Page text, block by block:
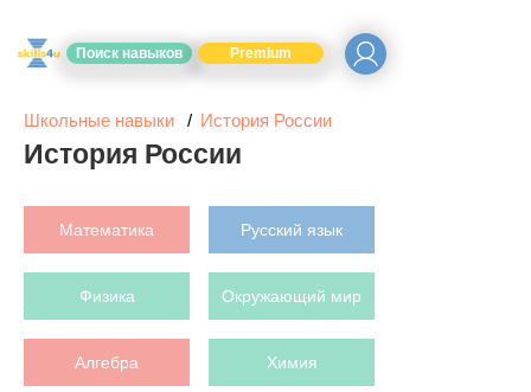
Поиск навыков Premium
Школьные навыки История России
История России
Математика Русский язык
Физика Окружающий мир
Алгебра Химия